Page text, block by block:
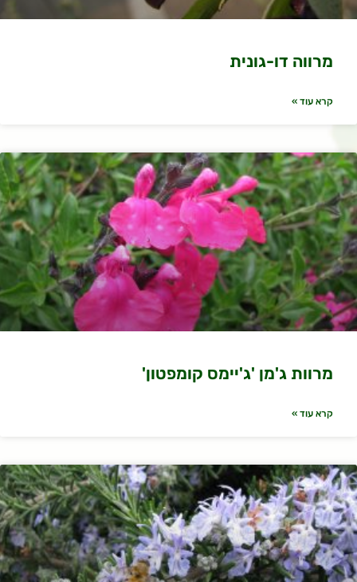
מרווה דו-גונית
קרא עוד »
מרוות ג'מן 'ג'יימס קומפטון'
קרא עוד »